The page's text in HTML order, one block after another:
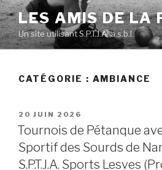
Skip
to
content
LES AMIS DE LA
Un site utilisant S.P.T.J.A. a.s.b.l.
CATÉGORIE : AMBIANCE
POSTED
ON
20 JUIN 2026
Tournois de Pétanque
Sportif des Sourds de
S.P.T.J.A. Sports Lesves